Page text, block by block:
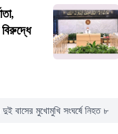
দুই বাসের মুখোমুখি সংঘর্ষে নিহত ৮